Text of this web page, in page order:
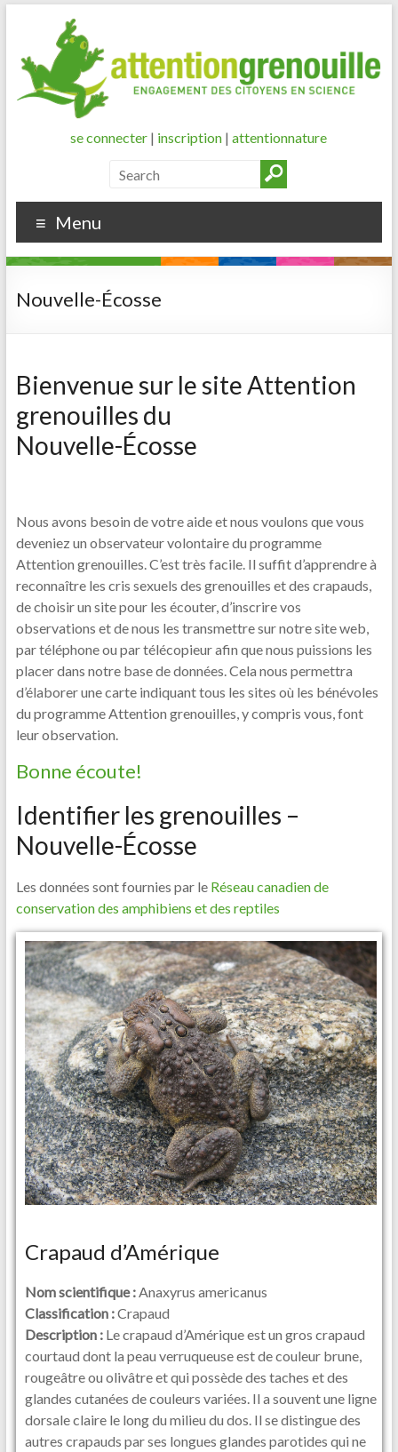
se connecter | inscription |attentionnature
Menu
Nouvelle-Écosse
Bienvenue sur le site Attention
grenouilles du
Nouvelle-Écosse
Nous avons besoin de votre aide et nous voulons que vous
deveniez un observateur volontaire du programme
Attention grenouilles. C’est très facile. Il suffit d’apprendre à
reconnaître les cris sexuels des grenouilles et des crapauds,
de choisir un site pour les écouter, d’inscrire vos
observations et de nous les transmettre sur notre site web,
par téléphone ou par télécopieur afin que nous puissions les
placer dans notre base de données. Cela nous permettra
d’élaborer une carte indiquant tous les sites où les bénévoles
du programme Attention grenouilles, y compris vous, font
leur observation.
Bonne écoute!
Identifier les grenouilles –
Nouvelle-Écosse
Les données sont fournies par le Réseau canadien de
conservation des amphibiens et des reptiles
Crapaud d’Amérique
Nom scientifique :Anaxyrus americanus
Classification :Crapaud
Description :Le crapaud d’Amérique est un gros crapaud
courtaud dont la peau verruqueuse est de couleur brune,
rougeâtre ou olivâtre et qui possède des taches et des
glandes cutanées de couleurs variées. Il a souvent une ligne
dorsale claire le long du milieu du dos. Il se distingue des
autres crapauds par ses longues glandes parotides qui ne